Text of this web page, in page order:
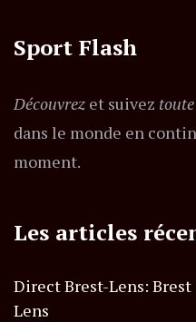
Sport Flash
Découvrez et suivez toute
dans le monde en
moment.
Les articles
Direct Brest-Lens: Brest
Lens